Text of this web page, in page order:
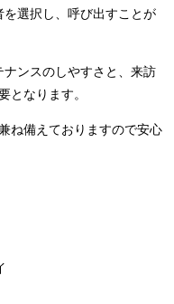
選択し、呼び出すことが
ンスのしやすさと、来訪
となります。
ね備えておりますので安心